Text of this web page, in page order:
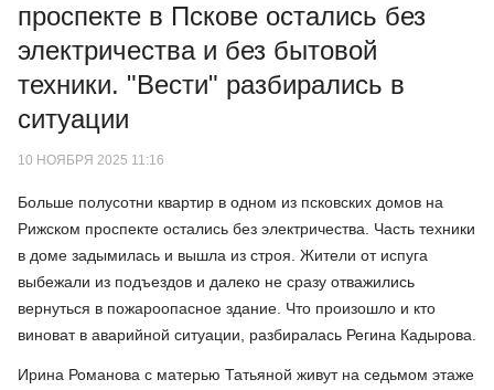
проспекте в Пскове остались без
электричества и без бытовой
техники. "Вести" разбирались в
ситуации
10 НОЯБРЯ 2025 11:16
Больше полусотни квартир в одном из псковских домов на
Рижском проспекте остались без электричества. Часть техники
в доме задымилась и вышла из строя. Жители от испуга
выбежали из подъездов и далеко не сразу отважились
вернуться в пожароопасное здание. Что произошло и кто
виноват в аварийной ситуации, разбиралась Регина Кадырова.
Ирина Романова с матерью Татьяной живут на седьмом этаже